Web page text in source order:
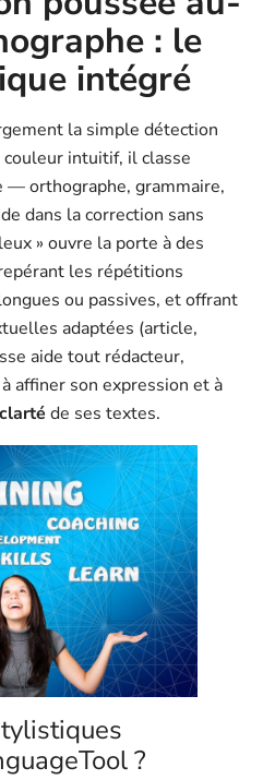
: le
intégré
la simple détection
couleur intuitif, il classe
— orthographe, grammaire,
dans la correction sans
» ouvre la porte à des
les répétitions
ou passives, et offrant
adaptées (article,
aide tout rédacteur,
affiner son expression et à
de ses textes.
?